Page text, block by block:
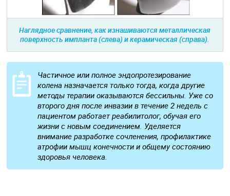
Наглядное сравнение, как изнашиваются металлическая
поверхность импланта (слева) и керамическая (справа).
Частичное или полное эндопротезирование
колена назначается только тогда, когда другие
методы терапии оказываются бессильны. Уже со
второго дня после инвазии в течение 2 недель с
пациентом работает реабилитолог, обучая его
жизни с новым соединением. Уделяется
внимание разработке сочленения, профилактике
атрофии мышц конечности и общему состоянию
здоровья человека.